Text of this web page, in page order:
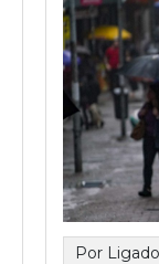
Por